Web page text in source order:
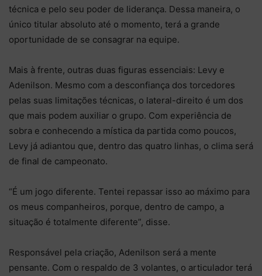
técnica e pelo seu poder de liderança. Dessa maneira, o
único titular absoluto até o momento, terá a grande
oportunidade de se consagrar na equipe.
Mais à frente, outras duas figuras essenciais: Levy e
Adenilson. Mesmo com a desconfiança dos torcedores
pelas suas limitações técnicas, o lateral-direito é um dos
que mais podem auxiliar o grupo. Com experiência de
sobra e conhecendo a mística da partida como poucos,
Levy já adiantou que, dentro das quatro linhas, o clima será
de final de campeonato.
“É um jogo diferente. Tentei repassar isso ao máximo para
os meus companheiros, porque, dentro de campo, a
situação é totalmente diferente”, disse.
Responsável pela criação, Adenilson será a mente
pensante. Com o respaldo de 3 volantes, o articulador terá